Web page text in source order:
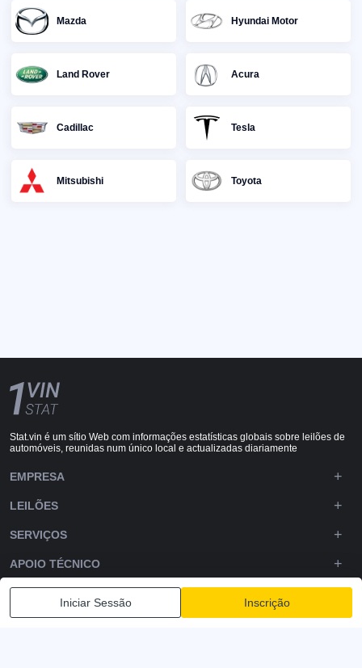
Mazda Hyundai Motor
Land Rover Acura
Cadillac Tesla
Mitsubishi Toyota
Iniciar Sessão Inscrição
Stat.vin é um sítio Web com informações estatísticas globais sobre leilões de
automóveis, reunidas num único local e actualizadas diariamente
EMPRESA
LEILÕES
SERVIÇOS
APOIO TÉCNICO
DOWNLOADS
SIGA-NOS